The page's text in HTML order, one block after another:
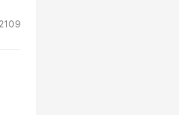
2109